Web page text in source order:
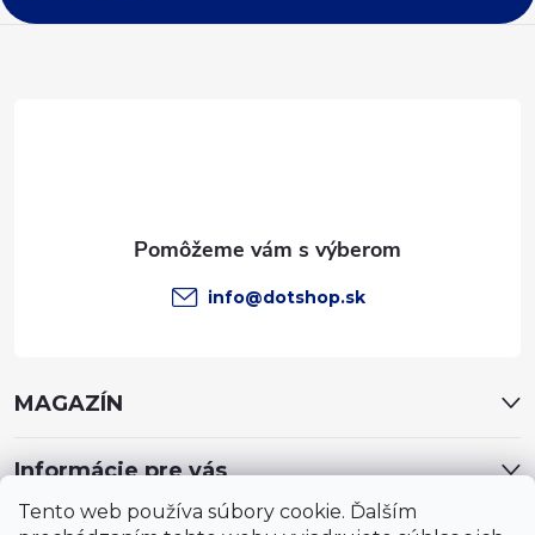
Tento web používa súbory cookie. Ďalším
info@dotshop.sk
MAGAZÍN
Informácie pre vás